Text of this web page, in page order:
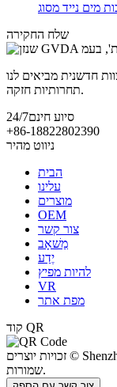
שלח החקירה
חדשנית מביאים לנו
תחרותיות חזקה.
24/7סיוע חינם
+86-18822802390
ניווט מהיר
הבית
עלינו
מוצרים
OEM
צור קשר
מַשׁאָב
יֶדַע
להיות מפיץ
VR
מפת אתר
קוד QR
זכויות יוצרים © Shenzhen GVDA Technology Co., Ltd. כל הזכויות
שמורות.